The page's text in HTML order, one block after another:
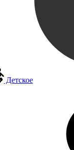
Детское